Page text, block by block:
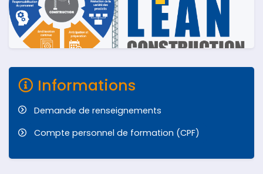
Informations
Demande de renseignements
Compte personnel de formation (CPF)